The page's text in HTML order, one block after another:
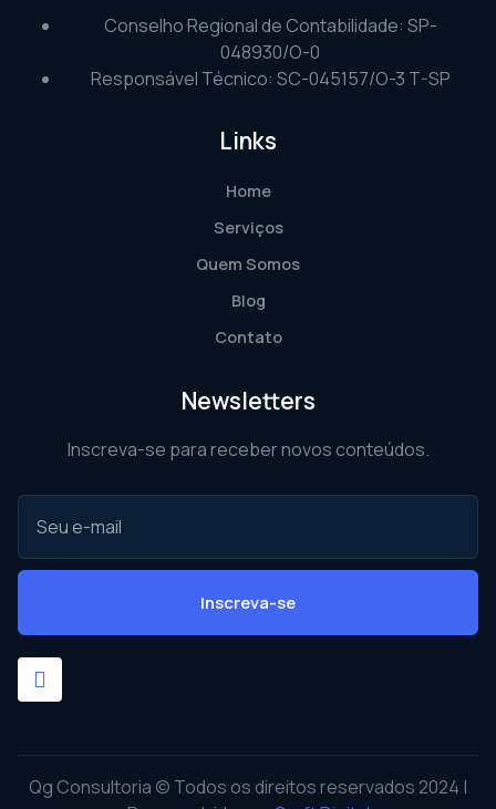
Conselho Regional de Contabilidade: SP-
048930/O-0
Responsável Técnico: SC-045157/O-3 T-SP
Links
Home
Serviços
Quem Somos
Blog
Contato
Newsletters
Inscreva-se para receber novos conteúdos.
Inscreva-se
Qg Consultoria © Todos os direitos reservados 2024 |